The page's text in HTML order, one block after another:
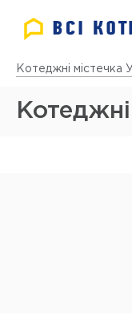
Котеджні містечка